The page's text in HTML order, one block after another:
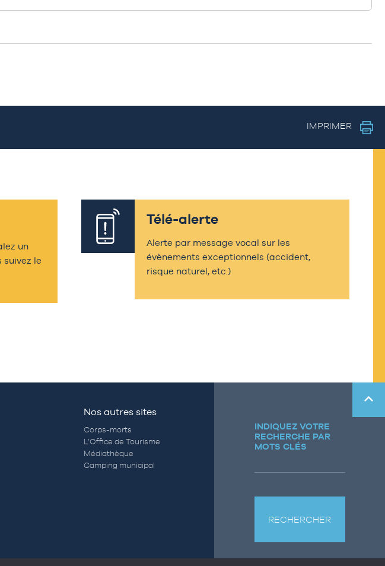
IMPRIMER
un
suivez le
Télé-alerte
Alerte par message vocal sur les
évènements exceptionnels (accident,
risque naturel, etc.)
Nos autres sites
Corps-morts
L’Office de Tourisme
Médiathèque
Camping municipal
INDIQUEZ VOTRE
RECHERCHE PAR
MOTS CLÉS
RECHERCHER